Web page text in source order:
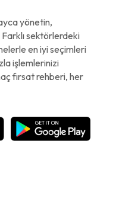
yönetin,
sektörlerdeki
en iyi seçimleri
işlemlerinizi
fırsat rehberi, her